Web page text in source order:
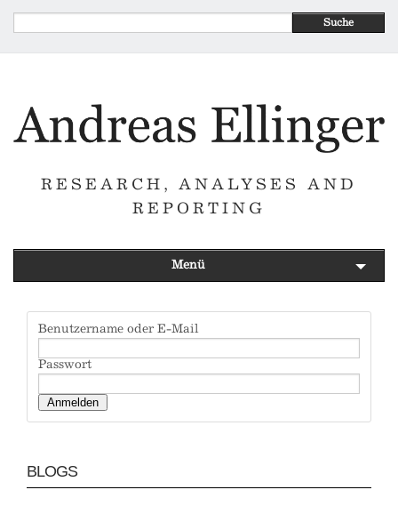
Suche
RESEARCH, ANALYSES AND
REPORTING
Menü
Benutzername oder E-Mail
Passwort
BLOGS